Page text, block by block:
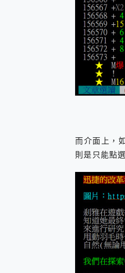
而介面上，
則是只能點